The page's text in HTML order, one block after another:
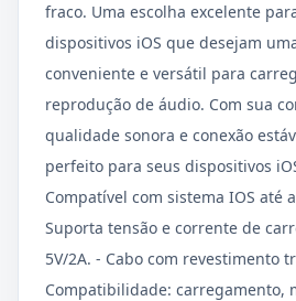
fraco. Uma escolha excelente
dispositivos iOS que desejam
conveniente e versátil para
reprodução de áudio. Com sua
qualidade sonora e conexão
perfeito para seus dispositivos
Compatível com sistema IOS até
Suporta tensão e corrente de
5V/2A. - Cabo com revestimento
Compatibilidade: carregamento,